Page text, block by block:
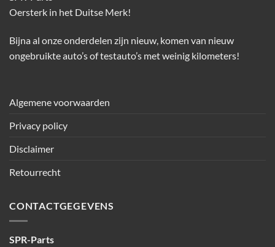
Oersterk in het Duitse Merk!
Bijna al onze onderdelen zijn nieuw, komen van nieuw
ongebruikte auto’s of testauto’s met weinig kilometers!
Algemene voorwaarden
Privacy policy
Disclaimer
Retourrecht
CONTACTGEGEVENS
SPR-Parts